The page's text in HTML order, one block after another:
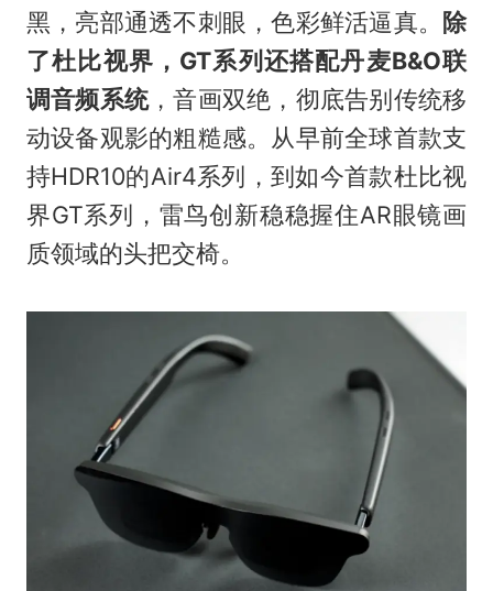
黑，亮部通透不刺眼，色彩鲜活逼真。
除
了杜比视界，GT系列还搭配丹麦B&O联
调音频系统，音画双绝，彻底告别传统移
动设备观影的粗糙感。从早前全球首款支
持HDR10的Air4系列，到如今首款杜比视
界GT系列，雷鸟创新稳稳握住AR眼镜画
质领域的头把交椅。